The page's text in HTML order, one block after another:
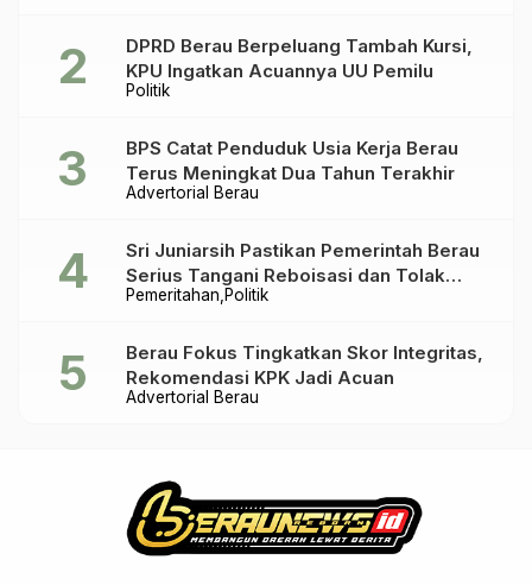
Politik
DPRD Berau Berpeluang Tambah Kursi,
KPU Ingatkan Acuannya UU Pemilu
Advertorial Berau
BPS Catat Penduduk Usia Kerja Berau
Terus Meningkat Dua Tahun Terakhir
Pemeritahan Politik
Sri Juniarsih Pastikan Pemerintah Berau
Serius Tangani Reboisasi dan Tolak
Praktik Ilegal
Advertorial Berau
Berau Fokus Tingkatkan Skor Integritas,
Rekomendasi KPK Jadi Acuan